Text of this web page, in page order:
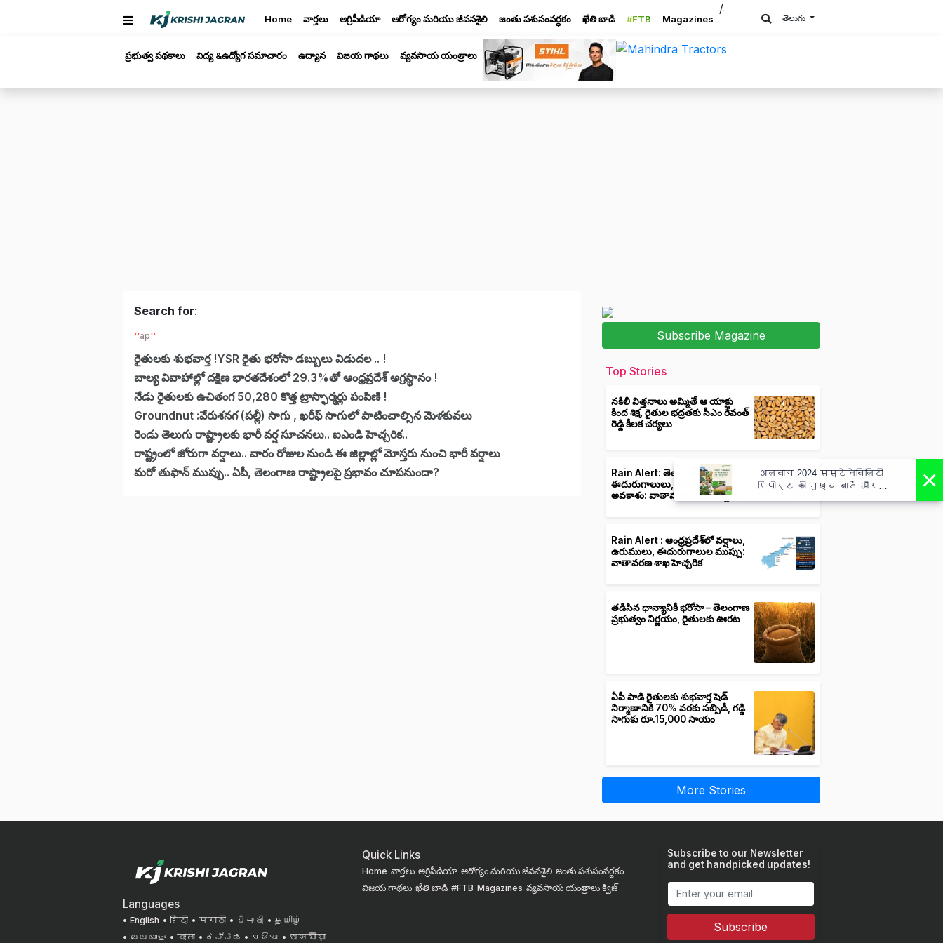
Home వార్తలు అగ్రిపీడియా ఆరోగ్యం మరియు జీవనశైలి జంతు పశుసంవర్ధకం ఖేతి బాడి #FTB Magazines
/a>
తెలుగు
ప్రభుత్వ పథకాలు విద్య &ఉద్యోగ సమాచారం ఉద్యాన విజయ గాథలు వ్యవసాయ యంత్రాలు
Search for:
ap
రైతులకు శుభవార్త !YSR రైతు భరోసా డబ్బులు విడుదల .. !
బాల్య వివాహాల్లో దక్షిణ భారతదేశంలో 29.3%తో ఆంధ్రప్రదేశ్ అగ్రస్థానం !
నేడు రైతులకు ఉచితంగ 50,280 కొత్త ట్రాస్ఫార్మర్లు పంపిణి !
Groundnut :వేరుశనగ (పల్లీ) సాగు , ఖరీఫ్ సాగులో పాటించాల్సిన మెళకువలు
రెండు తెలుగు రాష్ట్రాలకు భారీ వర్ష సూచనలు.. ఐఎండి హెచ్చరిక..
రాష్ట్రంలో జోరుగా వర్షాలు.. వారం రోజుల నుండి ఈ జిల్లాల్లో మోస్తరు నుంచి భారీ వర్షాలు
మరో తుఫాన్ ముప్పు.. ఏపీ, తెలంగాణ రాష్ట్రాలపై ప్రభావం చూపనుందా?
Subscribe Magazine
Top Stories
నకిలీ విత్తనాలు అమ్మితే ఆ యాక్టు
కింద శిక్ష, రైతుల భద్రతకు సీఎం రేవంత్
రెడ్డి కీలక చర్యలు
Rain Alert: తెలంగాణలో వర్షాలు,
ఈదురుగాలులు, తుఫాన్లు వచ్చే
అవకాశం: వాతావరణ శాఖ హెచ్చరిక
Rain Alert : ఆంధ్రప్రదేశ్‌లో వర్షాలు,
ఉరుములు, ఈదురుగాలుల ముప్పు:
వాతావరణ శాఖ హెచ్చరిక
తడిసిన ధాన్యానికీ భరోసా – తెలంగాణ
ప్రభుత్వం నిర్ణయం, రైతులకు ఊరట
ఏపీ పాడి రైతులకు శుభవార్త షెడ్
నిర్మాణానికి 70% వరకు సబ్సిడీ, గడ్డి
సాగుకు రూ.15,000 సాయం
More Stories
Languages
English हिंदी मराठी ਪੰਜਾਬੀ
தமிழ்
മലയാളം
বাংলা ಕನ್ನಡ ଓଡିଆ অসমীয়া
Quick Links
Home వార్తలు అగ్రిపీడియా ఆరోగ్యం మరియు జీవనశైలి జంతు పశుసంవర్ధకం
విజయ గాథలు ఖేతి బాడి #FTB Magazines వ్యవసాయ యంత్రాలుక్విజ్
Subscribe to our Newsletter
and get handpicked updates!
Subscribe
×
अलबाग 2024 सस्टेनेबिलिटी
रिपोर्ट की मुख्य बातें और